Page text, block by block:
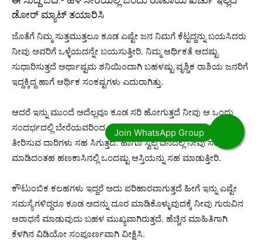
ಡೋರ್ ಮ್ಯಾಟ್ ತಯಾರಿಸಿ
ಜೊತೆಗೆ ನಿಮ್ಮ ಸುತ್ತಮುತ್ತಲೂ ಕೂಡ ಎಷ್ಟೇ ಜನ ನಿಮಗೆ ಕೆಟ್ಟದ್ದನ್ನು ಬಯಸಿದರು
ನೀವು ಅವರಿಗೆ ಒಳ್ಳೆಯದನ್ನೇ ಬಯಸುತ್ತೀರಿ. ನಿಮ್ಮ ಆರ್ಥಿಕತೆ ಆದಷ್ಟು
ಸುಧಾರಿಸುತ್ತದೆ ಅರ್ಥಾಷ್ಟಮ ಶನಿಯಿಂದಾಗಿ ಬಹಳಷ್ಟು ವೃಶ್ಚಿಕ ರಾಶಿಯ ಜನರಿಗೆ
ಇದ್ದಕ್ಕಿದ್ದ ಹಾಗೆ ಆರ್ಥಿಕ ಸಂಕಷ್ಟಗಳು ಎದುರಾಗಿತ್ತು.
ಆದರೆ ಇನ್ನು ಮುಂದೆ ಅದೆಲ್ಲವೂ ಕೂಡ ಸರಿ ಹೋಗುತ್ತದೆ ನೀವು ಆ ಒಂದು
ಸಂದರ್ಭದಲ್ಲಿ ಬೇರೆಯವರಿಂದ ಸಾಲ ಪಡೆದುಕೊಂಡಿದ್ದರೆ ಅವೆಲ್ಲವನ್ನು ಸಹ
ತೀರಿಸುವ ದಾರಿಗಳು ಸಹ ಸಿಗುತ್ತದೆ. ಹಾಗೂ ಸ್ವಲ್ಪ ದಿನದಲ್ಲಿ ನೀವು ಸಂಪಾದನೆ
ಮಾಡಿದಂತಹ ಹಣಕಾಸಿನಲ್ಲಿ ಒಂದಷ್ಟು ಆಸ್ತಿಯನ್ನು ಸಹ ಮಾಡುತ್ತೀರಿ.
ಕೌಟುಂಬಿಕ ಕಲಹಗಳು ಇದ್ದರೆ ಅದು ಪರಿಹಾರವಾಗುತ್ತದೆ ಹೀಗೆ ಇನ್ನು ಎಷ್ಟೇ
ಸಮಸ್ಯೆಗಳಿದ್ದರೂ ಕೂಡ ಅದನ್ನು ದೂರ ಮಾಡಿಕೊಳ್ಳುವುದಕ್ಕೆ ನೀವು ಗುರುವಿನ
ಆರಾಧನೆ ಮಾಡುವುದು ಬಹಳ ಮುಖ್ಯವಾಗಿರುತ್ತದೆ. ಹೆಚ್ಚಿನ ಮಾಹಿತಿಗಾಗಿ
ಕೆಳಗಿನ ವಿಡಿಯೋ ಸಂಪೂರ್ಣವಾಗಿ ವೀಕ್ಷಿಸಿ.